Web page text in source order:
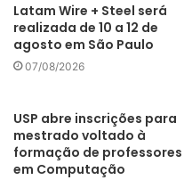
Latam Wire + Steel será
realizada de 10 a 12 de
agosto em São Paulo
07/08/2026
USP abre inscrições para
mestrado voltado à
formação de professores
em Computação